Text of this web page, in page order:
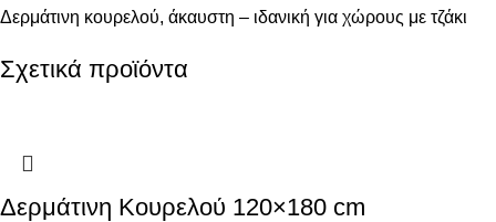
Δερμάτινη κουρελού, άκαυστη – ιδανική για χώρους με τζάκι
Σχετικά προϊόντα
Δερμάτινη Κουρελού 120×180 cm